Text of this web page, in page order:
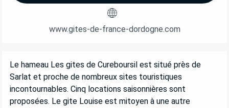
www.gites-de-france-dordogne.com
DESCRIPTION
Le hameau Les gites de Cureboursil est situé près de
Sarlat et proche de nombreux sites touristiques
incontournables. Cinq locations saisonnières sont
proposées. Le gite Louise est mitoyen à une autre